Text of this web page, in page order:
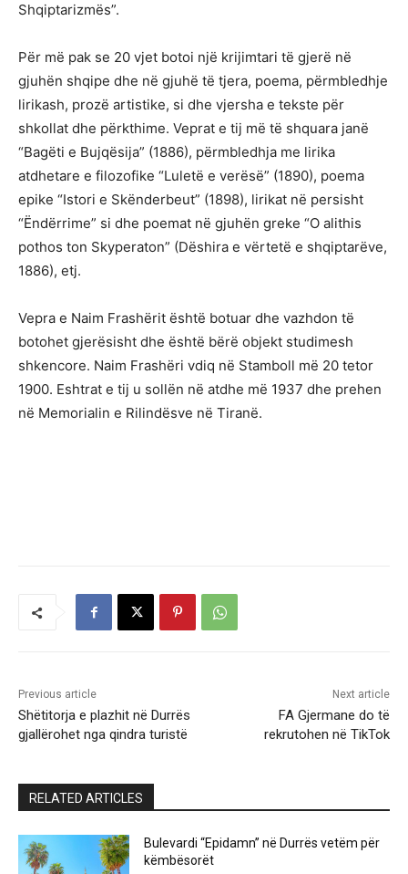
Shqiptarizmës”.
Për më pak se 20 vjet botoi një krijimtari të gjerë në
gjuhën shqipe dhe në gjuhë të tjera, poema, përmbledhje
lirikash, prozë artistike, si dhe vjersha e tekste për
shkollat dhe përkthime. Veprat e tij më të shquara janë
“Bagëti e Bujqësija” (1886), përmbledhja me lirika
atdhetare e filozofike “Luletë e verësë” (1890), poema
epike “Istori e Skënderbeut” (1898), lirikat në persisht
“Ëndërrime” si dhe poemat në gjuhën greke “O alithis
pothos ton Skyperaton” (Dëshira e vërtetë e shqiptarëve,
1886), etj.
Vepra e Naim Frashërit është botuar dhe vazhdon të
botohet gjerësisht dhe është bërë objekt studimesh
shkencore. Naim Frashëri vdiq në Stamboll më 20 tetor
1900. Eshtrat e tij u sollën në atdhe më 1937 dhe prehen
në Memorialin e Rilindësve në Tiranë.
Previous article
Shëtitorja e plazhit në Durrës
gjallërohet nga qindra turistë
Next article
FA Gjermane do të
rekrutohen në TikTok
RELATED ARTICLES
Bulevardi “Epidamn” në Durrës vetëm për
këmbësorët